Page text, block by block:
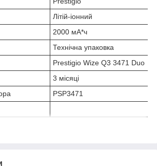
Літій-іонний
2000 мА*ч
Технічна упаковка
Prestigio Wize Q3 3471 Duo
3 місяці
PSP3471